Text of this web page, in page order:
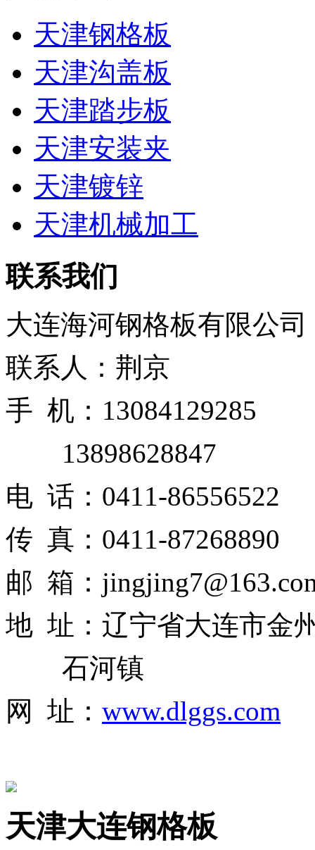
天津钢格板
天津沟盖板
天津踏步板
天津安装夹
天津镀锌
天津机械加工
联系我们
大连海河钢格板有限公司
联系人：荆京
手 机：13084129285
13898628847
电 话：0411-86556522
传 真：0411-87268890
邮 箱：
地 址：辽宁省大连市金
石河镇
网 址： www.dlggs.com
天津大连钢格板